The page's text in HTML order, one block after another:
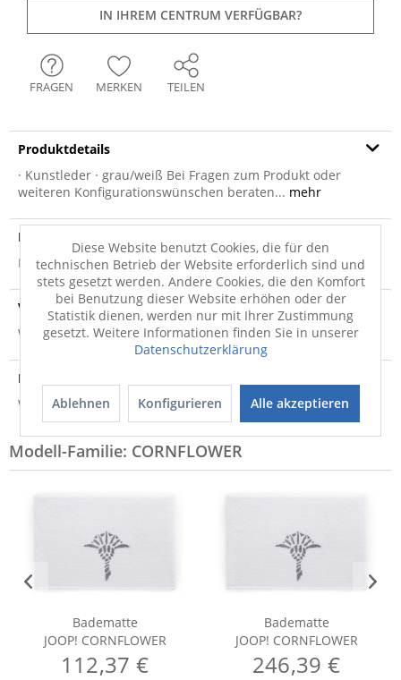
IN IHREM CENTRUM VERFÜGBAR?
FRAGEN MERKEN TEILEN
Produktdetails
· Kunstleder · grau/weiß Bei Fragen zum Produkt oder
weiteren Konfigurationswünschen beraten... mehr
Produktsicherheit
Produktsicherheit
Versandinfo
Weitere Informationen zum Versand...
Hersteller
Weitere Informationen zum Hersteller...
Modell-Familie: CORNFLOWER
Badematte
JOOP! CORNFLOWER
112,37 €
Badematte
JOOP! CORNFLOWER
246,39 €
Diese Website benutzt Cookies, die für den
technischen Betrieb der Website erforderlich sind und
stets gesetzt werden. Andere Cookies, die den Komfort
bei Benutzung dieser Website erhöhen oder der
Statistik dienen, werden nur mit Ihrer Zustimmung
gesetzt. Weitere Informationen finden Sie in unserer
Datenschutzerklärung
Ablehnen Konfigurieren Alle akzeptieren